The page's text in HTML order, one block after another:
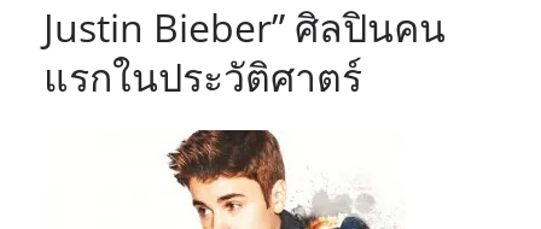
Justin Bieber” ศิลปินคน
แรกในประวัติศาตร์